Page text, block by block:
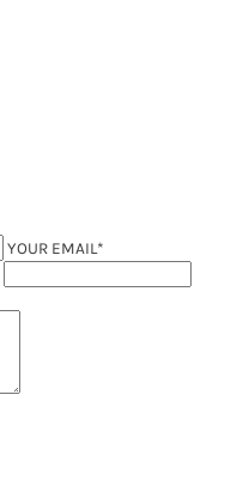
YOUR EMAIL*